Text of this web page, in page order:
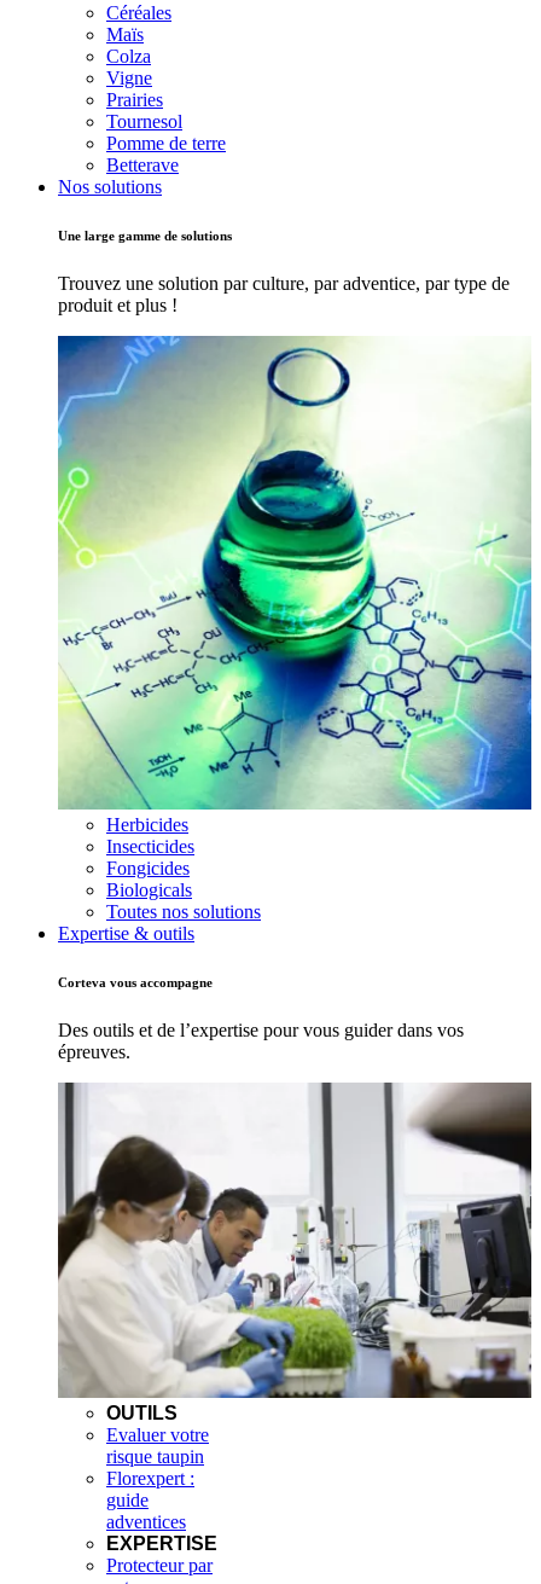
Céréales
Maïs
Colza
Vigne
Prairies
Tournesol
Pomme de terre
Betterave
Nos solutions
Une large gamme de solutions
Trouvez une solution par culture, par adventice, par type de
produit et plus !
Herbicides
Insecticides
Fongicides
Biologicals
Toutes nos solutions
Expertise & outils
Corteva vous accompagne
Des outils et de l’expertise pour vous guider dans vos
épreuves.
OUTILS
Evaluer votre
risque taupin
Florexpert :
guide
adventices
EXPERTISE
Protecteur par